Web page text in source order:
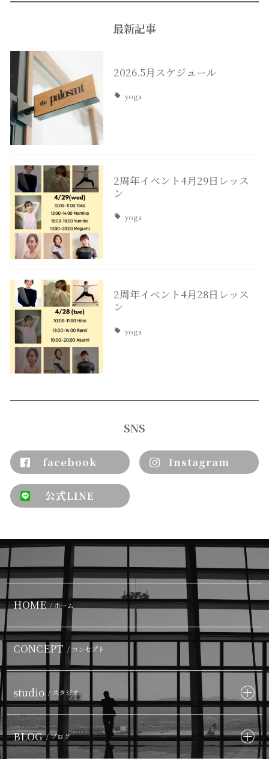
最新記事
2026.5月スケジュール
yoga
2周年イベント4月29日レッス
ン
yoga
2周年イベント4月28日レッス
ン
yoga
SNS
facebook Instagram
公式LINE
HOME / ホーム
CONCEPT / コンセプト
studio / スタジオ
BLOG / ブログ